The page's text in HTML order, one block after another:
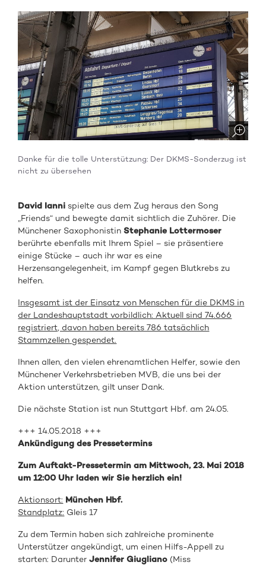
Danke für die tolle Unterstützung: Der DKMS-Sonderzug ist
nicht zu übersehen
David Ianni spielte aus dem Zug heraus den Song
„Friends“ und bewegte damit sichtlich die Zuhörer. Die
Münchener SaxophonistinStephanie Lottermoser
berührte ebenfalls mit Ihrem Spiel – sie präsentiere
einige Stücke – auch ihr war es eine
Herzensangelegenheit, im Kampf gegen Blutkrebs zu
helfen.
Insgesamt ist der Einsatz von Menschen für die DKMS in
der Landeshauptstadt vorbildlich: Aktuell sind 74.666
registriert, davon haben bereits 786 tatsächlich
Stammzellen gespendet.
Ihnen allen, den vielen ehrenamtlichen Helfer, sowie den
Münchener Verkehrsbetrieben MVB, die uns bei der
Aktion unterstützen, gilt unser Dank.
Die nächste Station ist nun Stuttgart Hbf. am 24.05.
+++ 14.05.2018 +++
Ankündigung des Pressetermins
Zum Auftakt-Pressetermin am Mittwoch, 23. Mai 2018
um 12:00 Uhr laden wir Sie herzlich ein!
Aktionsort: München Hbf.
Standplatz: Gleis 17
Zu dem Termin haben sich zahlreiche prominente
Unterstützer angekündigt, um einen Hilfs-Appell zu
starten: DarunterJennifer Giugliano (Miss